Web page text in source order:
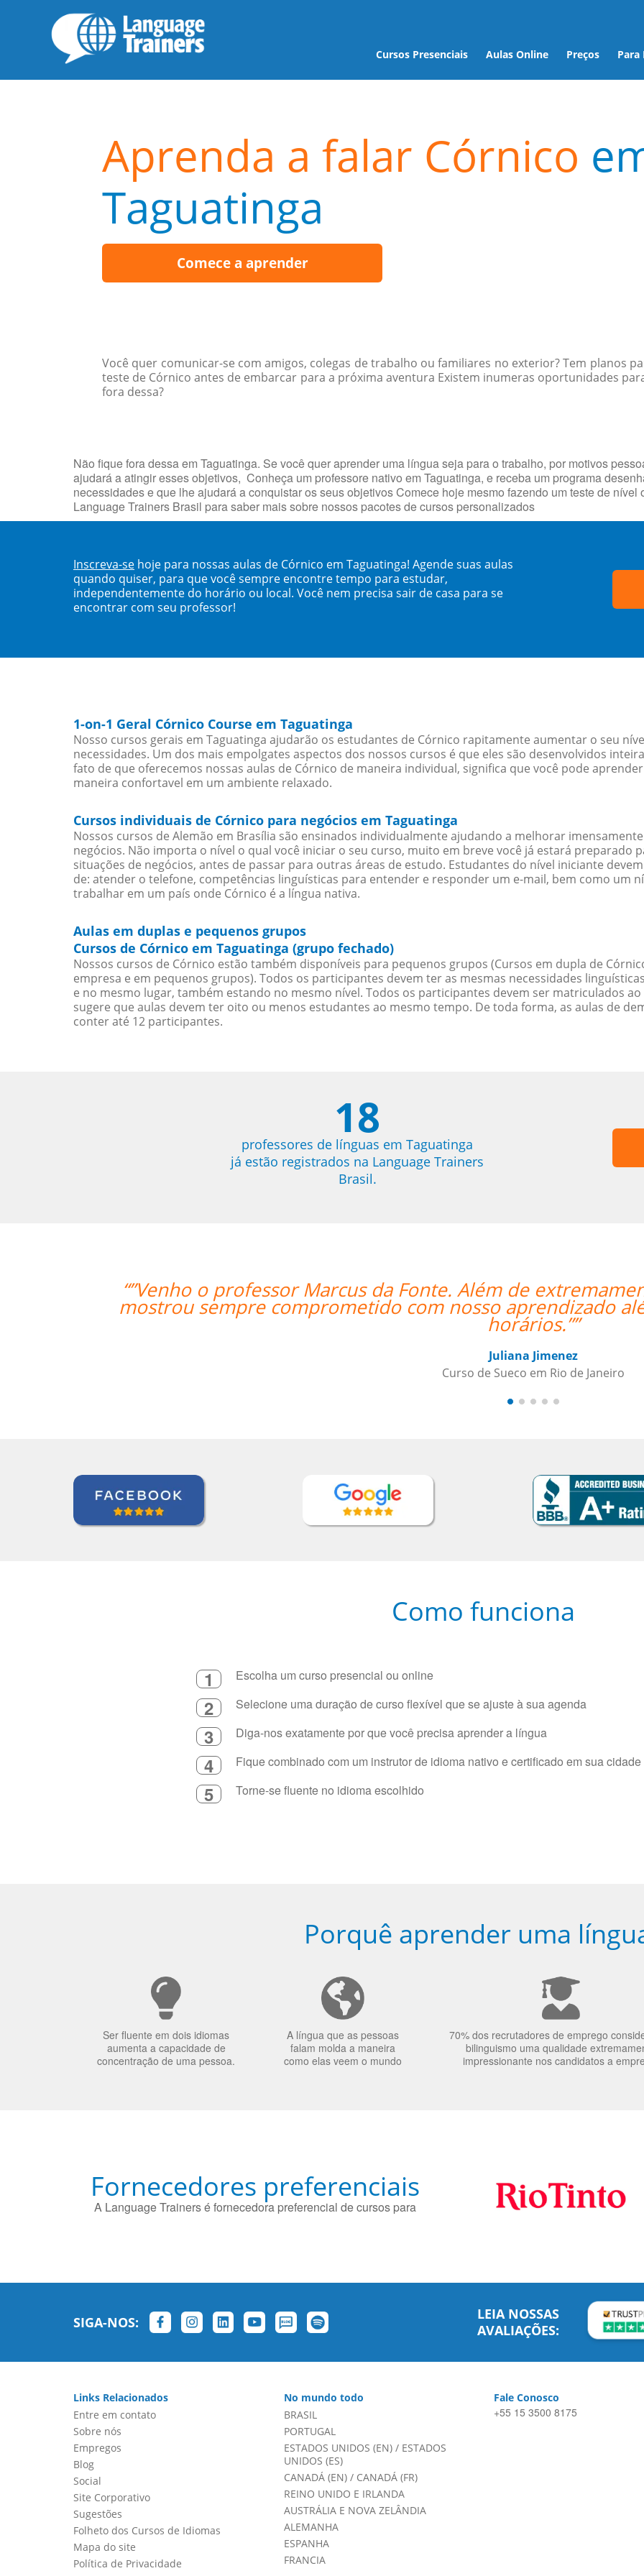
Cursos Presenciais Aulas Online Preços Para
Aprenda a falar Córnico
Taguatinga
Comece a aprender
Você quer comunicar-se com amigos, colegas de trabalho ou familiares no exterior? Tem planos
teste de Córnico antes de embarcar para a próxima aventura Existem inumeras oportunidades
fora dessa?
Não fique fora dessa em Taguatinga. Se você quer aprender uma língua seja para o trabalho, por motivos
ajudará a atingir esses objetivos, Conheça um professore nativo em Taguatinga, e receba um programa
necessidades e que lhe ajudará a conquistar os seus objetivos Comece hoje mesmo fazendo um teste de
Language Trainers Brasil para saber mais sobre nossos pacotes de cursos personalizados
Inscreva-se hoje para nossas aulas de Córnico em Taguatinga! Agende suas aulas
quando quiser, para que você sempre encontre tempo para estudar,
independentemente do horário ou local. Você nem precisa sair de casa para se
encontrar com seu professor!
1-on-1 Geral Córnico Course em Taguatinga
Nosso cursos gerais em Taguatinga ajudarão os estudantes de Córnico rapitamente aumentar o seu
necessidades. Um dos mais empolgates aspectos dos nossos cursos é que eles são desenvolvidos
fato de que oferecemos nossas aulas de Córnico de maneira individual, significa que você pode
maneira confortavel em um ambiente relaxado.
Cursos individuais de Córnico para negócios em Taguatinga
Nossos cursos de Alemão em Brasília são ensinados individualmente ajudando a melhorar
negócios. Não importa o nível o qual você iniciar o seu curso, muito em breve você já estará preparado
situações de negócios, antes de passar para outras áreas de estudo. Estudantes do nível iniciante
de: atender o telefone, competências linguísticas para entender e responder um e-mail, bem como um
trabalhar em um país onde Córnico é a língua nativa.
Aulas em duplas e pequenos grupos
Cursos de Córnico em Taguatinga (grupo fechado)
Nossos cursos de Córnico estão também disponíveis para pequenos grupos (Cursos em dupla de
empresa e em pequenos grupos). Todos os participantes devem ter as mesmas necessidades
e no mesmo lugar, também estando no mesmo nível. Todos os participantes devem ser matriculados
sugere que aulas devem ter oito ou menos estudantes ao mesmo tempo. De toda forma, as aulas de
conter até 12 participantes.
18
professores de línguas em Taguatinga
já estão registrados na Language Trainers
Brasil.
Além de extremamente qualificado para as aulas, ele se
nosso aprendizado além de condescendente com nossos
“”O
Como funciona
1 Escolha um curso presencial ou online
2 Selecione uma duração de curso flexível que se ajuste à sua agenda
3 Diga-nos exatamente por que você precisa aprender a língua
4 Fique combinado com um instrutor de idioma nativo e certificado em sua
5 Torne-se fluente no idioma escolhido
Porquê aprender uma
Ser fluente em dois idiomas
aumenta a capacidade de
concentração de uma pessoa.
A língua que as pessoas
falam molda a maneira
como elas veem o mundo
70% dos recrutadores de emprego
bilinguismo uma qualidade
impressionante nos candidatos a
Fornecedores preferenciais
A Language Trainers é fornecedora preferencial de cursos para
SIGA-NOS:
LEIA NOSSAS
AVALIAÇÕES:
Links Relacionados
Entre em contato
Sobre nós
Empregos
Blog
Social
Site Corporativo
Sugestões
Folheto dos Cursos de Idiomas
Mapa do site
Política de Privacidade
No mundo todo
BRASIL
PORTUGAL
ESTADOS UNIDOS (EN)/ ESTADOS
UNIDOS (ES)
CANADÁ (EN)/ CANADÁ (FR)
REINO UNIDO E IRLANDA
AUSTRÁLIA E NOVA ZELÂNDIA
ALEMANHA
ESPANHA
FRANCIA
Fale Conosco
+55 15 3500 8175